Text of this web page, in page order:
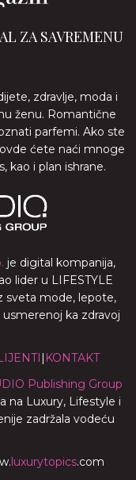
ZA SAVREMENU
zdravlje, moda i
ženu. Romantične
parfemi. Ako ste
ćete naći mnoge
kao i plan ishrane.
je digital kompanija,
lider u LIFESTYLE
sveta mode, lepote,
ka zdravoj
| KONTAKT
Publishing Group
na Luxury, Lifestyle i
zadržala vodeću
luxurytopics.com